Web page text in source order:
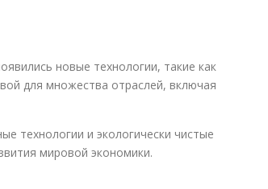
новые технологии, такие как
для множества отраслей, включая
технологии и экологически чистые
мировой экономики.